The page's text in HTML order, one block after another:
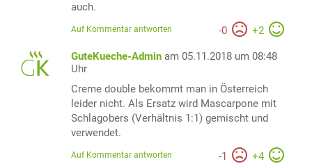
auch.
-0 +2
Auf Kommentar antworten
GuteKueche-Admin am 05.11.2018 um 08:48
Uhr
Creme double bekommt man in Österreich
leider nicht. Als Ersatz wird Mascarpone mit
Schlagobers (Verhältnis 1:1) gemischt und
verwendet.
-1 +4
Auf Kommentar antworten